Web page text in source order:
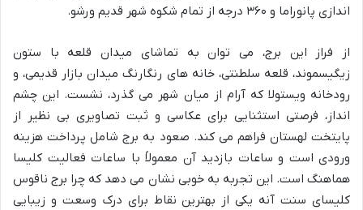
اندازی پانوراما و ۳۶۰ درجه از تمام شکوه شهر قدیم ورشو.
از فراز این برج، می توان به تماشای میدان قلعه با ستون
زیگیسموند، قلعه سلطنتی، خانه های رنگارنگ میدان بازار قدیمی، و
رودخانه ویستولا که آرام از میان شهر می گذرد، نشست. این چشم
انداز، فرصتی استثنایی برای عکاسی و ثبت تصاویری بی نظیر از
پایتخت لهستان فراهم می کند. صعود به برج شامل پرداخت هزینه
ورودی است و ساعات بازدید آن معمولاً با ساعات فعالیت کلیسا
هماهنگ است. این تجربه به خوبی نشان می دهد که چرا برج ناقوس
کلیسای سنت آنه یکی از بهترین نقاط برای درک وسعت و زیبایی